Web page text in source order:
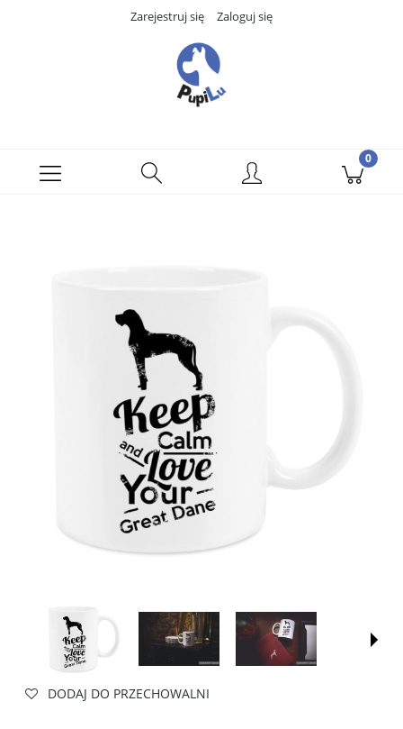
Zarejestruj się Zaloguj się
DODAJ DO PRZECHOWALNI